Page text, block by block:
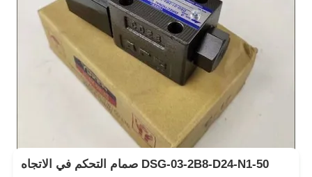
صمام التحكم في الاتجاه DSG-03-2B8-D24-N1-50